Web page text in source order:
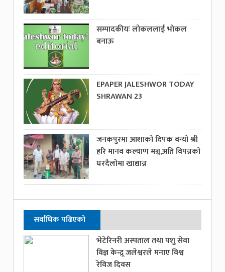
सम्पादकीयः लोकललाई भोकल
बनाऊ
EPAPER JALESHWOR TODAY
SHRAWAN 23
जनकपुरमा आशाको दिपक बन्यो श्री
हरि मानव कल्याण मञ्च,अति विपन्नको
घरदैलोमा खाद्यान्न
सर्वाधिक पढिएको
भेटेरिनरी अस्पताल तथा पशु सेवा
विज्ञ केन्द्र्र जलेश्वरले मनाए विश्व
रेविज दिवस